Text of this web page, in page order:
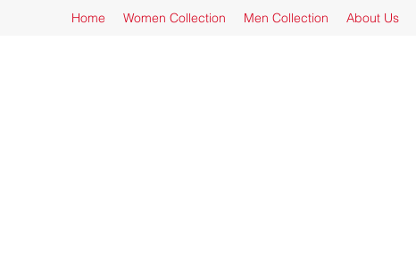
Home Women Collection Men Collection About Us